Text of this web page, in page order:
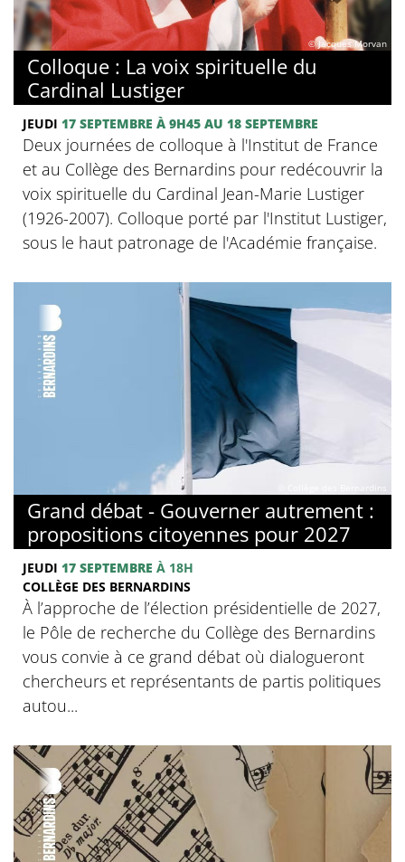
© Jacques Morvan
Colloque : La voix spirituelle du
Cardinal Lustiger
JEUDI 17 SEPTEMBRE À 9H45 AU 18 SEPTEMBRE
Deux journées de colloque à l'Institut de France
et au Collège des Bernardins pour redécouvrir la
voix spirituelle du Cardinal Jean-Marie Lustiger
(1926-2007). Colloque porté par l'Institut Lustiger,
sous le haut patronage de l'Académie française.
Grand débat - Gouverner autrement :
propositions citoyennes pour 2027
JEUDI 17 SEPTEMBRE À 18H
COLLÈGE DES BERNARDINS
À l’approche de l’élection présidentielle de 2027,
le Pôle de recherche du Collège des Bernardins
vous convie à ce grand débat où dialogueront
chercheurs et représentants de partis politiques
autou...